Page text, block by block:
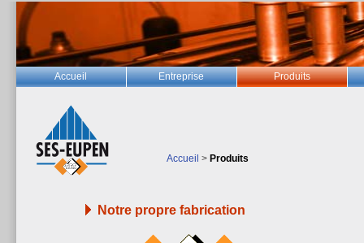
Accueil Entreprise Produits
Accueil > Produits
Notre propre fabrication